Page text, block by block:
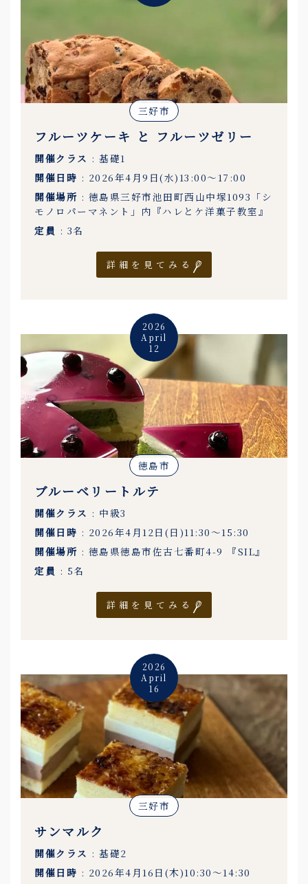
三好市
フルーツケーキ と フルーツゼリー
開催クラス : 基礎1
開催日時 : 2026年4月9日(水)13:00〜17:00
開催場所 : 徳島県三好市池田町西山中塚1093「シ
モノロパーマネント」内『ハレとケ洋菓子教室』
定員 : 3名
詳細を見てみる
2026
April
12
徳島市
ブルーベリートルテ
開催クラス : 中級3
開催日時 : 2026年4月12日(日)11:30〜15:30
開催場所 : 徳島県徳島市佐古七番町4-9 『SIL』
定員 : 5名
詳細を見てみる
2026
April
16
三好市
サンマルク
開催クラス : 基礎2
開催日時 : 2026年4月16日(木)10:30〜14:30